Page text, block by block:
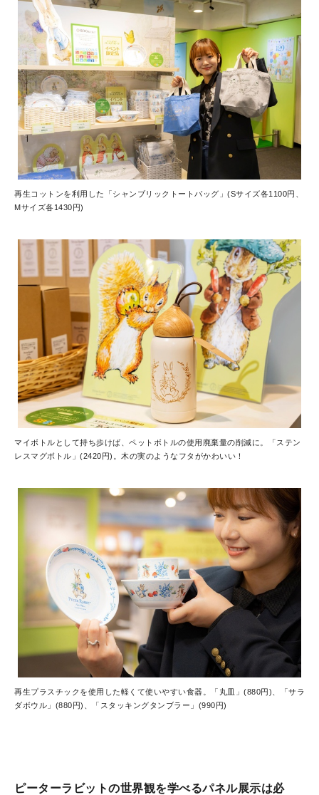
再生コットンを利用した「シャンブリックトートバッグ」(Sサイズ各1100円、
Mサイズ各1430円)
マイボトルとして持ち歩けば、ペットボトルの使用廃棄量の削減に。「ステン
レスマグボトル」(2420円)。木の実のようなフタがかわいい！
再生プラスチックを使用した軽くて使いやすい食器。「丸皿」(880円)、「サラ
ダボウル」(880円)、「スタッキングタンブラー」(990円)
ピーターラビットの世界観を学べるパネル展示は必